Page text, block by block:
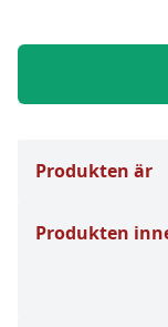
Produkten är
Produkten